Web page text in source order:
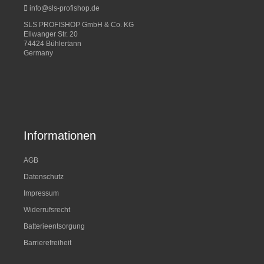
info@sls-profishop.de
SLS PROFISHOP GmbH & Co. KG
Ellwanger Str. 20
74424 Bühlertann
Germany
Informationen
AGB
Datenschutz
Impressum
Widerrufsrecht
Batterieentsorgung
Barrierefreiheit